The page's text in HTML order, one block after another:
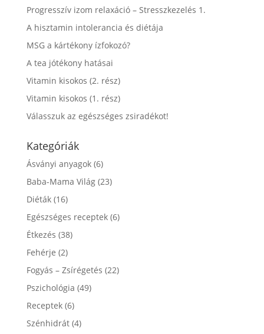
Progresszív izom relaxáció – Stresszkezelés 1.
A hisztamin intolerancia és diétája
MSG a kártékony ízfokozó?
A tea jótékony hatásai
Vitamin kisokos (2. rész)
Vitamin kisokos (1. rész)
Válasszuk az egészséges zsiradékot!
Kategóriák
Ásványi anyagok(6)
Baba-Mama Világ(23)
Diéták(16)
Egészséges receptek(6)
Étkezés (38)
Fehérje (2)
Fogyás – Zsírégetés (22)
Pszichológia (49)
Receptek(6)
Szénhidrát(4)